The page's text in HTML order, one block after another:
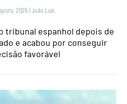
2026 |João Luís
tribunal espanhol depois de
e acabou por conseguir
favorável